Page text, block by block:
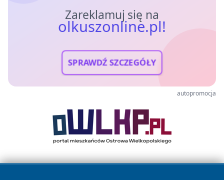
Zareklamuj się na
olkuszonline.pl!
SPRAWDŹ SZCZEGÓŁY
autopromocja